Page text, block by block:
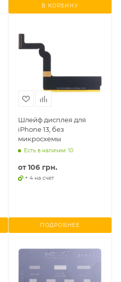
В КОРЗИНУ
Шлейф дисплея для
iPhone 13, без
микросхемы
Есть в наличии: 10
от106 грн.
+ 4 на счет
ПОДРОБНЕЕ